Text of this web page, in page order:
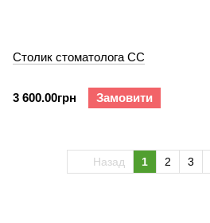
Столик стоматолога СС
3 600.00грн Замовити
Назад 1 2 3